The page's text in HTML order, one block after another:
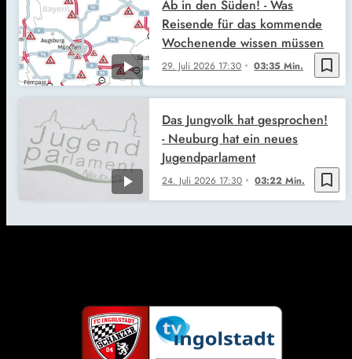
bookmark_border
29. Juli 2026 17:30 03:35 Min.
Ab in den Süden! - Was
Reisende für das kommende
Wochenende wissen müssen
bookmark_border
24. Juli 2026 17:30 03:22 Min.
Das Jungvolk hat gesprochen!
- Neuburg hat ein neues
Jugendparlament